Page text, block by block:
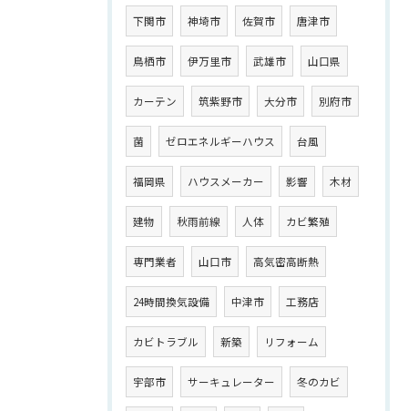
下関市 神埼市 佐賀市 唐津市
鳥栖市 伊万里市 武雄市 山口県
カーテン 筑紫野市 大分市 別府市
菌 ゼロエネルギーハウス 台風
福岡県 ハウスメーカー 影響 木材
建物 秋雨前線 人体 カビ繁殖
専門業者 山口市 高気密高断熱
24時間換気設備 中津市 工務店
カビトラブル 新築 リフォーム
宇部市 サーキュレーター 冬のカビ